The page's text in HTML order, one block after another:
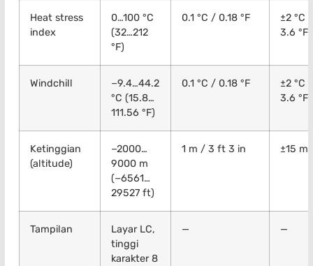
Heat stress
index
0…100 °C
(32…212
°F)
0.1 °C / 0.18 °F
±2 °C /
3.6 °F
Windchill
−9.4…44.2
°C (15.8…
111.56 °F)
0.1 °C / 0.18 °F
±2 °C /
3.6 °F
Ketinggian
(altitude)
−2000…
9000 m
(−6561…
29527 ft)
1 m / 3 ft 3 in ±15 m
Tampilan
Layar LC,
tinggi
karakter 8
— —